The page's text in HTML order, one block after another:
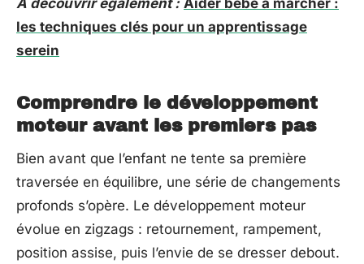
les techniques clés pour un apprentissage
serein
Comprendre le développement
moteur avant les premiers pas
Bien avant que l’enfant ne tente sa première
traversée en équilibre, une série de changements
profonds s’opère. Le développement moteur
évolue en zigzags : retournement, rampement,
position assise, puis l’envie de se dresser debout.